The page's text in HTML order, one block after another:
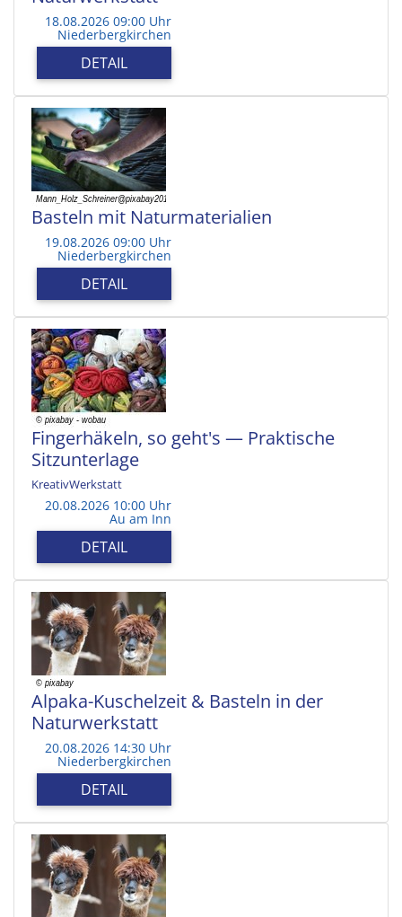
18.08.2026 09:00 Uhr
Niederbergkirchen
DETAIL
Basteln mit Naturmaterialien
19.08.2026 09:00 Uhr
Niederbergkirchen
DETAIL
Fingerhäkeln, so geht's — Praktische
Sitzunterlage
KreativWerkstatt
20.08.2026 10:00 Uhr
Au am Inn
DETAIL
Alpaka-Kuschelzeit & Basteln in der
Naturwerkstatt
20.08.2026 14:30 Uhr
Niederbergkirchen
DETAIL